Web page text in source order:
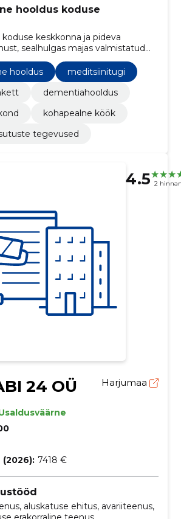
hooldus koduse
keskkonna ja pideva
sealhulgas majas valmistatud
abivajadusele ning regulaarne
hooldus
meditsiinitugi
dementiahooldus
kohapealne köök
tegevused
4.5 2
24 OÜ Harjumaa
7418 €
aluskatuse ehitus, avariiteenus,